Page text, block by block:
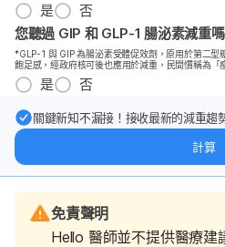
是
否
您聽過 GIP 和 GLP-1 腸泌素減重嗎
*GLP-1 與 GIP 為腸泌素受體促效劑，原用於第二型
飽足感，經政府核可後也應用於減重，民間慣稱為「
是 否
關鍵新知不漏接！接收最新的減重趨
計算
免責聲明
Hello 醫師並不提供醫療建